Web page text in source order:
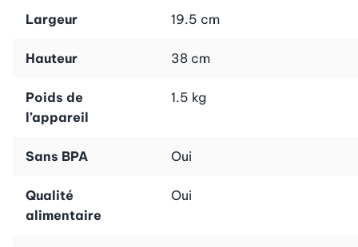
fiables.
Élargis ton répertoire culinaire et déguste des délices
Largeur 19.5 cm
Hauteur 38 cm
Poids de
l’appareil
1.5 kg
Sans BPA Oui
Qualité
alimentaire
Oui